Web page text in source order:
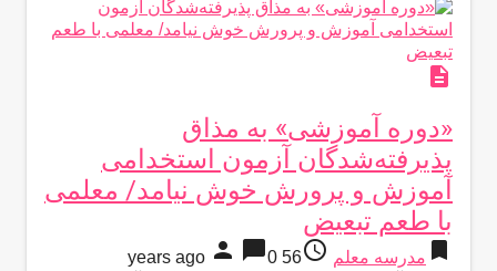
description
«دوره‌ آموزشی» به مذاق
پذیرفته‌شدگان آزمون استخدامی
آموزش و پرورش خوش نیامد/ معلمی
با طعم تبعیض
bookmark مدرسه معلم access_time
56 years ago
person chat_bubble0